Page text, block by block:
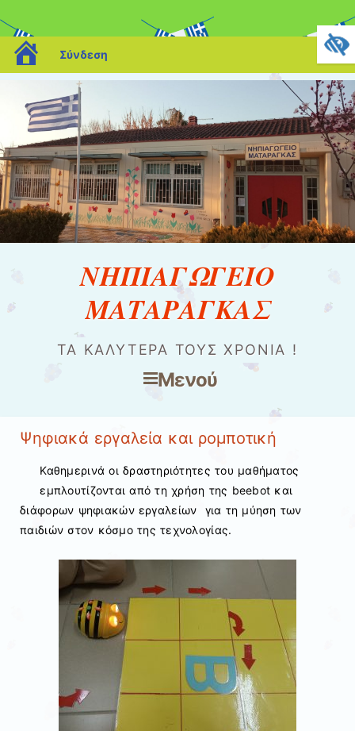
blogs.sch.gr
Σύνδεση
ΝΗΠΙΑΓΩΓΕΙΟ
ΜΑΤΑΡΑΓΚΑΣ
ΤΑ ΚΑΛΎΤΕΡΑ ΤΟΥΣ ΧΡΌΝΙΑ !
Μενού
Ψηφιακά εργαλεία και ρομποτική
Καθημερινά οι δραστηριότητες του μαθήματος
εμπλουτίζονται από τη χρήση της beebot και
διάφορων ψηφιακών εργαλείων για τη μύηση των
παιδιών στον κόσμο της τεχνολογίας.